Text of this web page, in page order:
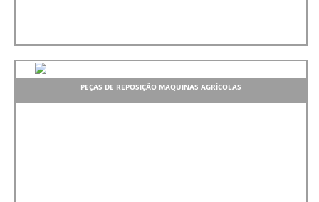
PEÇAS DE REPOSIÇÃO MAQUINAS AGRÍCOLAS